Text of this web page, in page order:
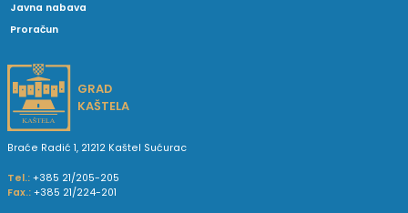
Javna nabava
Proračun
GRAD
KAŠTELA
Braće Radić 1, 21212 Kaštel Sućurac
Tel.: +385 21/205-205
Fax.: +385 21/224-201